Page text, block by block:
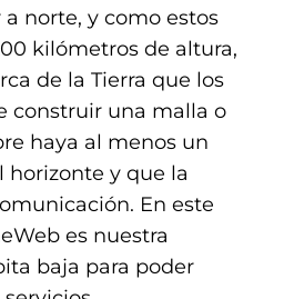
norte, y como estos
kilómetros de altura,
de la Tierra que los
construir una malla o
haya al menos un
horizonte y que la
En este
es nuestra
baja para poder